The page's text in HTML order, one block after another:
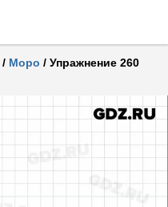
/ Моро / Упражнение 260